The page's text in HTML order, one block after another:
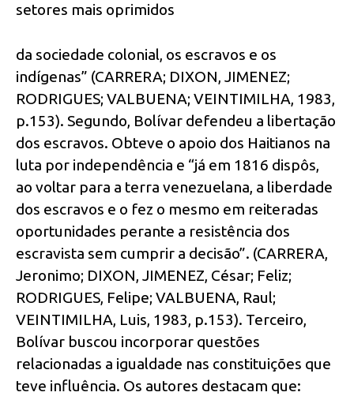
setores mais oprimidos
da sociedade colonial, os escravos e os
indígenas” (CARRERA; DIXON, JIMENEZ;
RODRIGUES; VALBUENA; VEINTIMILHA, 1983,
p.153). Segundo, Bolívar defendeu a libertação
dos escravos. Obteve o apoio dos Haitianos na
luta por independência e “já em 1816 dispôs,
ao voltar para a terra venezuelana, a liberdade
dos escravos e o fez o mesmo em reiteradas
oportunidades perante a resistência dos
escravista sem cumprir a decisão”. (CARRERA,
Jeronimo; DIXON, JIMENEZ, César; Feliz;
RODRIGUES, Felipe; VALBUENA, Raul;
VEINTIMILHA, Luis, 1983, p.153). Terceiro,
Bolívar buscou incorporar questões
relacionadas a igualdade nas constituições que
teve influência. Os autores destacam que: